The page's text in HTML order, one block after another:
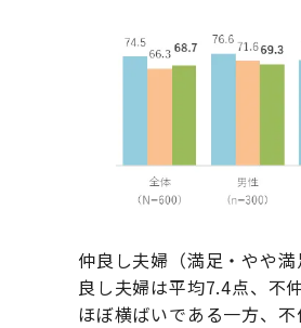
仲良し夫婦（満足・やや
良し夫婦は平均7.4点、不
ほぼ横ばいである一方、